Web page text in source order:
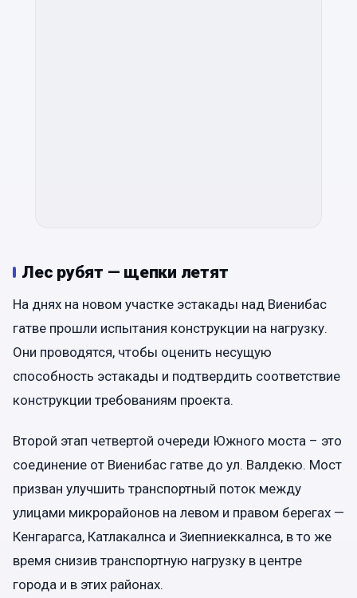
Лес рубят — щепки летят
На днях на новом участке эстакады над Виенибас
гатве прошли испытания конструкции на нагрузку.
Они проводятся, чтобы оценить несущую
способность эстакады и подтвердить соответствие
конструкции требованиям проекта.
Второй этап четвертой очереди Южного моста – это
соединение от Виенибас гатве до ул. Валдекю. Мост
призван улучшить транспортный поток между
улицами микрорайонов на левом и правом берегах —
Кенгарагса, Катлакалнса и Зиепниеккалнса, в то же
время снизив транспортную нагрузку в центре
города и в этих районах.